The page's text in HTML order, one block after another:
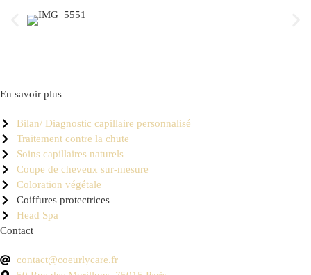
En savoir plus
Bilan/ Diagnostic capillaire personnalisé
Traitement contre la chute
Soins capillaires naturels
Coupe de cheveux sur-mesure
Coloration végétale
Coiffures protectrices
Head Spa
Contact
contact@coeurlycare.fr